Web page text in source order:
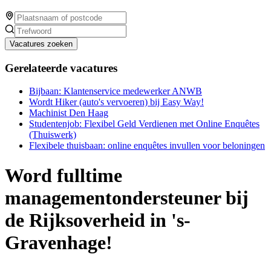
Vacatures zoeken
Gerelateerde vacatures
Bijbaan: Klantenservice medewerker ANWB
Wordt Hiker (auto's vervoeren) bij Easy Way!
Machinist Den Haag
Studentenjob: Flexibel Geld Verdienen met Online Enquêtes
(Thuiswerk)
Flexibele thuisbaan: online enquêtes invullen voor beloningen
Word fulltime
managementondersteuner bij
de Rijksoverheid in 's-
Gravenhage!